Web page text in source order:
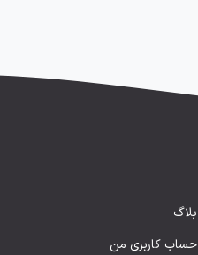
بلاگ
حساب کاربری من